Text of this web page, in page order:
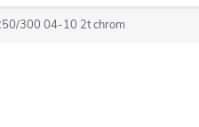
300 04-10 2t chrom